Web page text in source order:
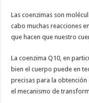
Las coenzimas son
cabo muchas reacciones
que hacen que nuestro
La coenzima Q10, en
bien el cuerpo puede en
precisas para la obtención
el mecanismo de